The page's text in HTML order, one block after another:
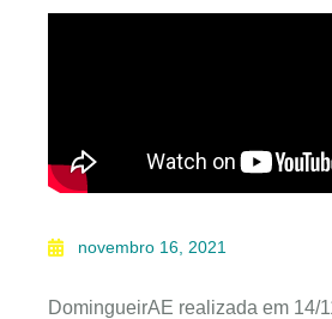
novembro 16, 2021
DomingueirAE realizada em 14/